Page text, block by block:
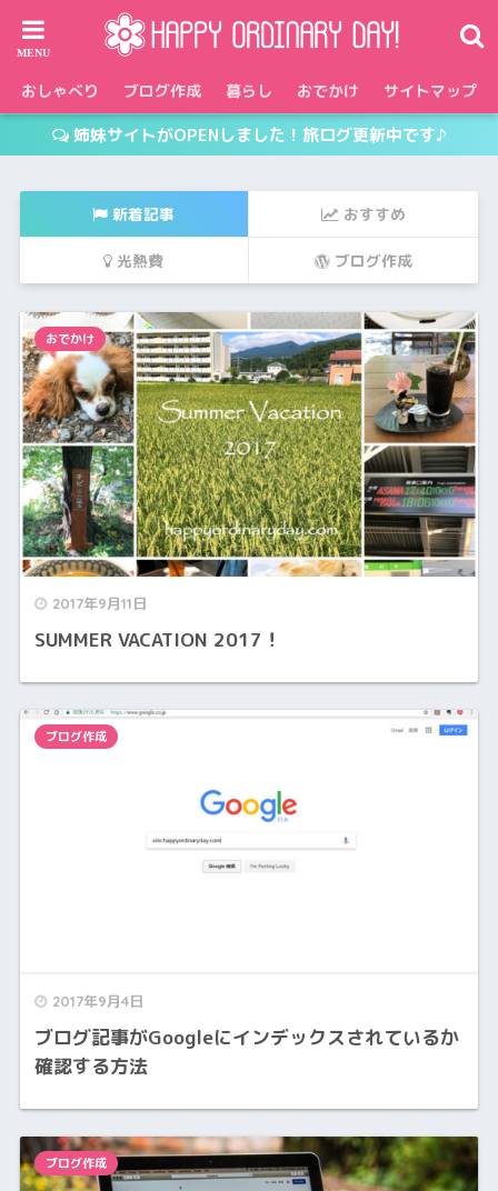
おしゃべり ブログ作成 暮らし おでかけ サイトマップ
姉妹サイトがOPENしました！旅ログ更新中です♪
新着記事 おすすめ
光熱費 ブログ作成
2017年9月11日
SUMMER VACATION 2017！
おでかけ
2017年9月4日
ブログ記事がGoogleにインデックスされているか
確認する方法
ブログ作成
ブログ作成